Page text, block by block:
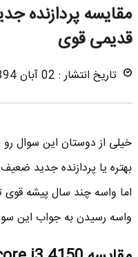
مقایسه پردازنده
قدیمی قوی
تاریخ انتشار : 02 آبان 1394
خیلی از دوستان این سوال رو
واسه رسیدن به جواب این